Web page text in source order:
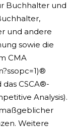
Buchhalter und
und andere
sowie die
CMA
CSCA®-
Analysis).
Weitere